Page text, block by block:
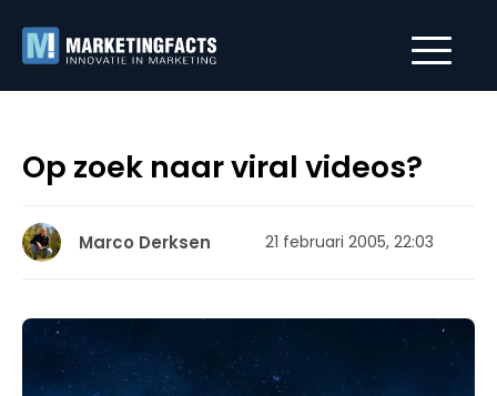
Op zoek naar viral videos?
Marco Derksen 21 februari 2005, 22:03